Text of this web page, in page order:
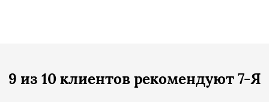
9 из 10 клиентов рекомендуют 7-Я